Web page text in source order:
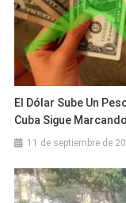
El Dólar Sube Un
Cuba Sigue
11 de septiembre de